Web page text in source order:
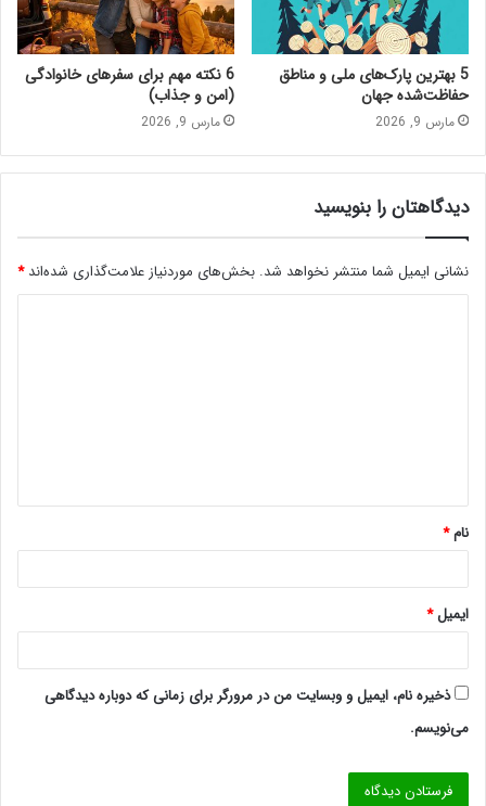
5 بهترین پارک‌های ملی و مناطق
حفاظت‌شده جهان
مارس 9, 2026
6 نکته مهم برای سفرهای خانوادگی
(امن و جذاب)
مارس 9, 2026
دیدگاهتان را بنویسید
نشانی ایمیل شما منتشر نخواهد شد. بخش‌های موردنیاز علامت‌گذاری شده‌اند*
*
نام*
ایمیل*
ذخیره نام، ایمیل و وبسایت من در مرورگر برای زمانی که دوباره دیدگاهی
می‌نویسم.